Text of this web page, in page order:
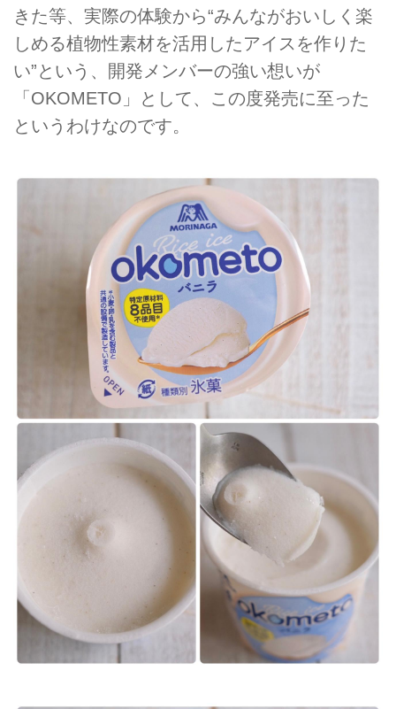
きた等、実際の体験から“みんながおいしく楽
しめる植物性素材を活用したアイスを作りた
い”という、開発メンバーの強い想いが
「OKOMETO」として、この度発売に至った
というわけなのです。